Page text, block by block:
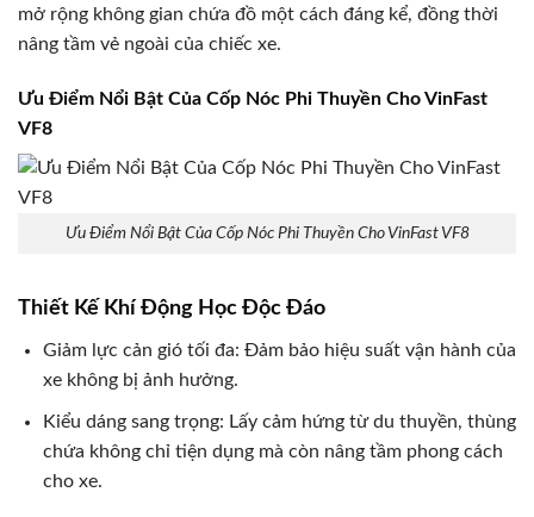
mở rộng không gian chứa đồ một cách đáng kể, đồng thời
nâng tầm vẻ ngoài của chiếc xe.
Ưu Điểm Nổi Bật Của Cốp Nóc Phi Thuyền Cho VinFast
VF8
Ưu Điểm Nổi Bật Của Cốp Nóc Phi Thuyền Cho VinFast VF8
Thiết Kế Khí Động Học Độc Đáo
Giảm lực cản gió tối đa: Đảm bảo hiệu suất vận hành của
xe không bị ảnh hưởng.
Kiểu dáng sang trọng: Lấy cảm hứng từ du thuyền, thùng
chứa không chỉ tiện dụng mà còn nâng tầm phong cách
cho xe.